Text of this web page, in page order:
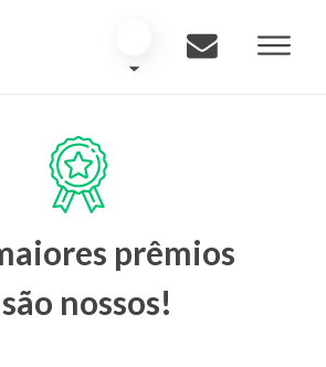
prêmios
são nossos!